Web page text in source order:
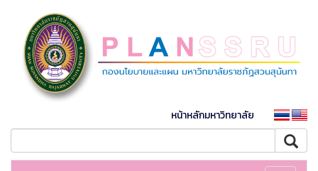
หน้าหลักมหาวิทยาลัย